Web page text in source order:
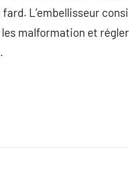
fard. L’embellisseur
malformation et